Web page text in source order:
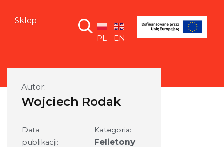
Sklep
PL
EN
Autor:
Wojciech Rodak
Data
publikacji:
Kategoria:
Felietony